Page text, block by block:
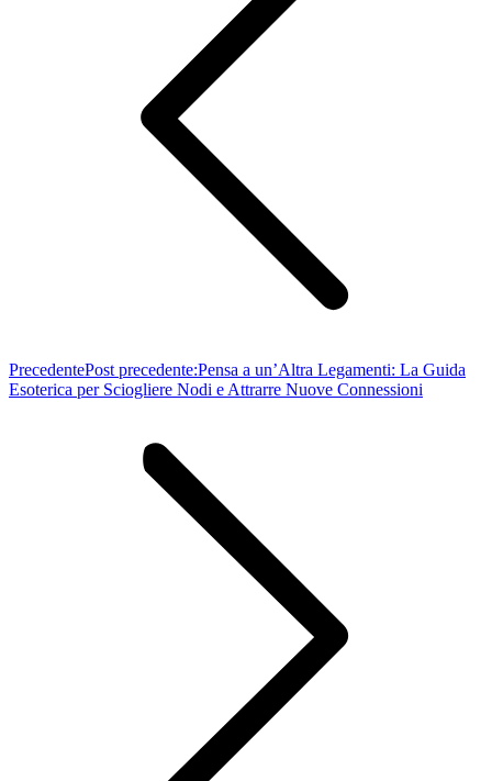
PrecedentePost precedente:Pensa a un’Altra Legamenti: La Guida
Esoterica per Sciogliere Nodi e Attrarre Nuove Connessioni